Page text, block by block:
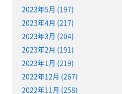
2023年5月 (197)
2023年4月 (217)
2023年3月 (204)
2023年2月 (191)
2023年1月 (219)
2022年12月 (267)
2022年11月 (258)